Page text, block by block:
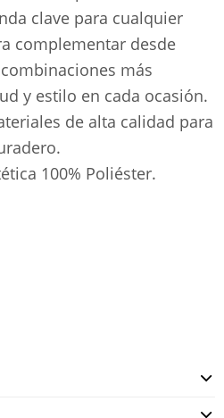
clave para cualquier
complementar desde
más
y estilo en cada ocasión.
de alta calidad para
100% Poliéster.